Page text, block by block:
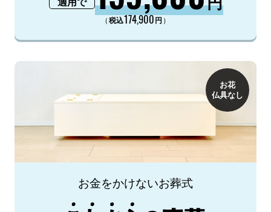
（税込174,900円 ）
お花
仏具なし
お金をかけないお葬式